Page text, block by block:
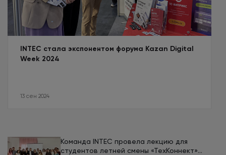
INTEC стала экспонентом форума Kazan Digital
Week 2024
13 сен 2024
Команда INTEC провела лекцию для
студентов летней смены «ТехКоннект»